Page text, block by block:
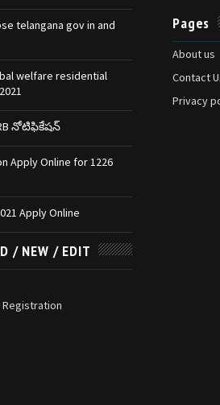
telangana gov in and
welfare residential
నోటిఫికేషన్‌
Apply Online for 1226
Apply Online
/ NEW / EDIT
Registration
Pages
About us
Contact
Privacy